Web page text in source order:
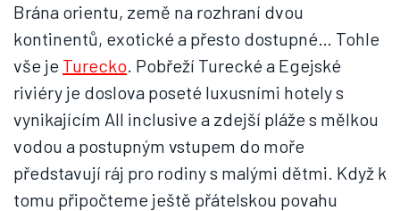
Brána orientu, země na rozhraní dvou
kontinentů, exotické a přesto dostupné… Tohle
vše je Turecko. Pobřeží Turecké a Egejské
riviéry je doslova poseté luxusními hotely s
vynikajícím All inclusive a zdejší pláže s mělkou
vodou a postupným vstupem do moře
představují ráj pro rodiny s malými dětmi. Když k
tomu připočteme ještě přátelskou povahu